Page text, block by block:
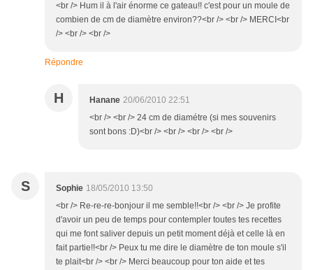
<br /> Hum il à l'air énorme ce gateau!! c'est pour un moule de
combien de cm de diamètre environ??<br /> <br /> MERCI<br
/> <br /> <br />
Répondre
H Hanane 20/06/2010 22:51
<br /> <br /> 24 cm de diamétre (si mes souvenirs
sont bons :D)<br /> <br /> <br /> <br />
S Sophie 18/05/2010 13:50
<br /> Re-re-re-bonjour il me semble!!<br /> <br /> Je profite
d'avoir un peu de temps pour contempler toutes tes recettes
qui me font saliver depuis un petit moment déjà et celle là en
fait partie!!<br /> Peux tu me dire le diamètre de ton moule s'il
te plait<br /> <br /> Merci beaucoup pour ton aide et tes